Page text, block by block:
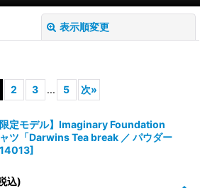
表示順変更
2 3 ... 5 次»
限定モデル】Imaginary Foundation
ツ「Darwins Tea break ／ パウダー
14013]
込)